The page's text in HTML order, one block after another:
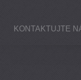
KONTAKTUJTE